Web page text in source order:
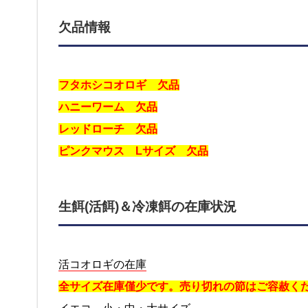
欠品情報
フタホシコオロギ 欠品
ハニーワーム 欠品
レッドローチ 欠品
ピンクマウス Lサイズ 欠品
生餌(活餌)＆冷凍餌の在庫状況
活コオロギの在庫
全サイズ在庫僅少です。売り切れの節はご容赦く